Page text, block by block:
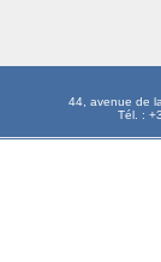
44, avenue de
Tél. :